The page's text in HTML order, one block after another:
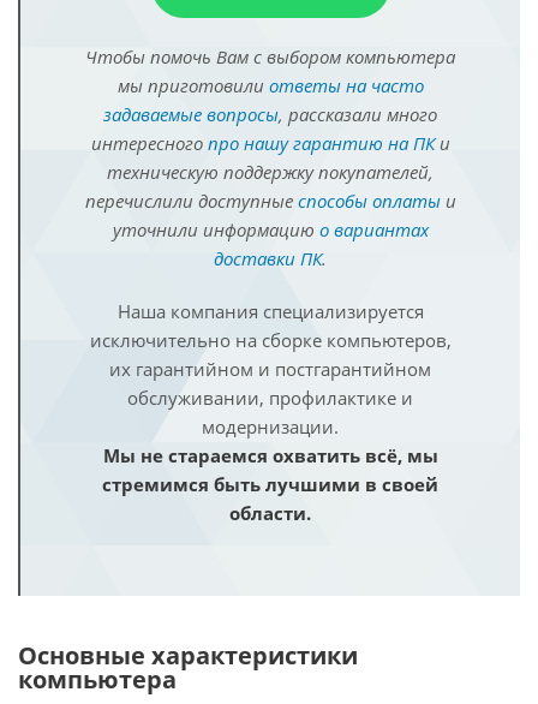
Чтобы помочь Вам с выбором компьютера
мы приготовили ответы на часто
задаваемые вопросы, рассказали много
интересного про нашу гарантию на ПКи
техническую поддержку покупателей,
перечислили доступные способы оплатыи
уточнили информацию о вариантах
доставки ПК.
Наша компания специализируется
исключительно на сборке компьютеров,
их гарантийном и постгарантийном
обслуживании, профилактике и
модернизации.
Мы не стараемся охватить всё, мы
стремимся быть лучшими в своей
области.
Основные характеристики
компьютера